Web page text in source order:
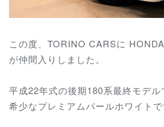
この度、TORINO CARSに
が仲間入りしました。
平成22年式の後期180系最終モデ
希少なプレミアムパールホワイトで